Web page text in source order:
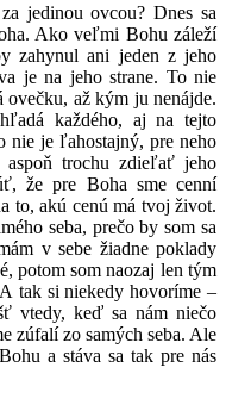
jedinou ovcou? Dnes sa
Ako veľmi Bohu záleží
zahynul ani jeden z jeho
je na jeho strane. To nie
ovečku, až kým ju nenájde.
každého, aj na tejto
nie je ľahostajný, pre neho
trochu zdieľať jeho
že pre Boha sme cenní
to, akú cenú má tvoj život.
seba, prečo by som sa
v sebe žiadne poklady
potom som naozaj len tým
tak si niekedy hovoríme –
vtedy, keď sa nám niečo
zúfalí zo samých seba. Ale
a stáva sa tak pre nás